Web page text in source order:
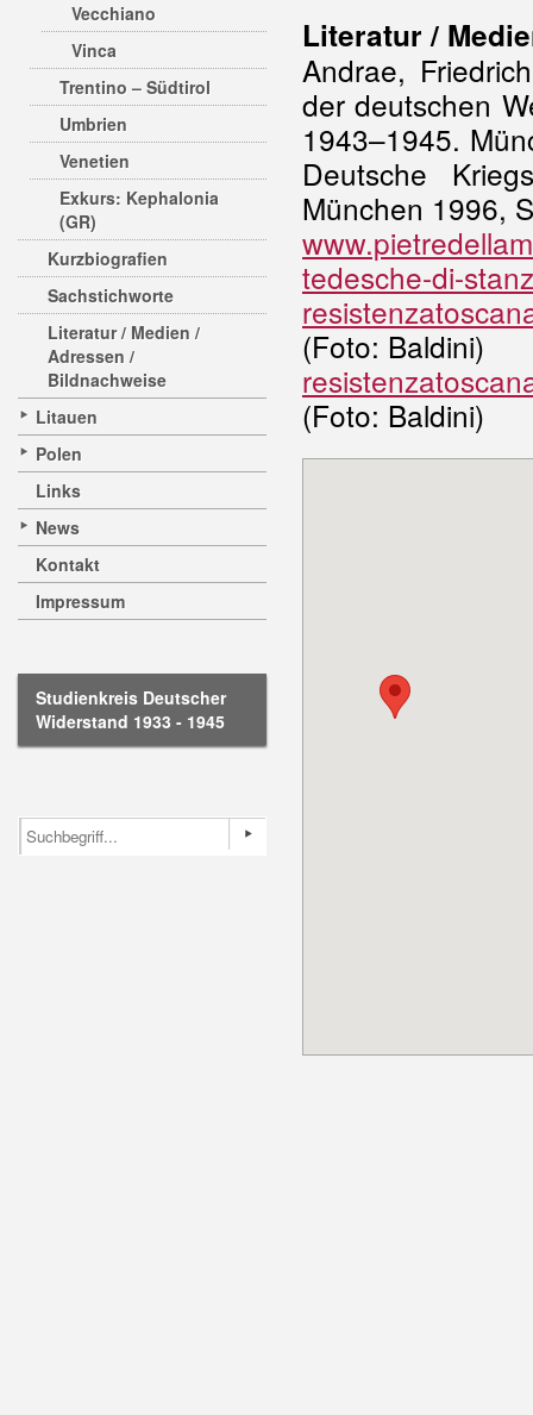
Vecchiano
Vinca
Trentino – Südtirol
Umbrien
Venetien
Exkurs: Kephalonia
(GR)
Kurzbiografien
Sachstichworte
Literatur / Medien /
Adressen /
Bildnachweise
Litauen
Polen
Links
News
Kontakt
Impressum
Studienkreis Deutscher
Widerstand 1933 - 1945
Literatur / Medie
Andrae,
der deutschen
1943–1945.
Deutsche
München
tedesche-di-
(Foto: Baldini)
(Foto: Baldini)